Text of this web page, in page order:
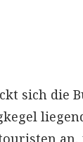
sich die